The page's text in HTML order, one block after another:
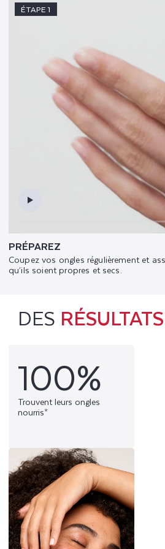
ÉTAPE 1
PRÉPAREZ
Coupez vos ongles régulièrement et
qu’ils soient propres et secs.
DES RÉSULTATS
100%
Trouvent leurs ongles
nourris*